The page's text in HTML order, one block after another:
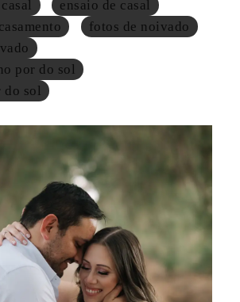
ensaio de casal
fotos de noivado
por do sol
sol